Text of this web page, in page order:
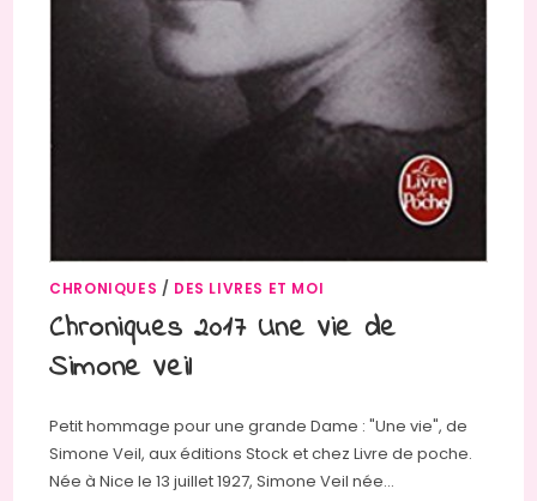
CHRONIQUES / DES LIVRES ET MOI
Chroniques 2017 Une Vie de
Simone Veil
Petit hommage pour une grande Dame : "Une vie", de
Simone Veil, aux éditions Stock et chez Livre de poche.
Née à Nice le 13 juillet 1927, Simone Veil née…